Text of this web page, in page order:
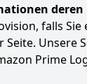
falls
Unsere
Prime